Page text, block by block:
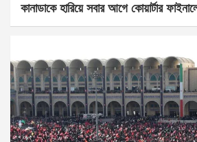
কানাডাকে হারিয়ে সবার আগে কোয়ার্টার